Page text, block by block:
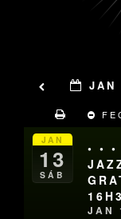
JAN
JAN
13
SÁB
• •
JAN